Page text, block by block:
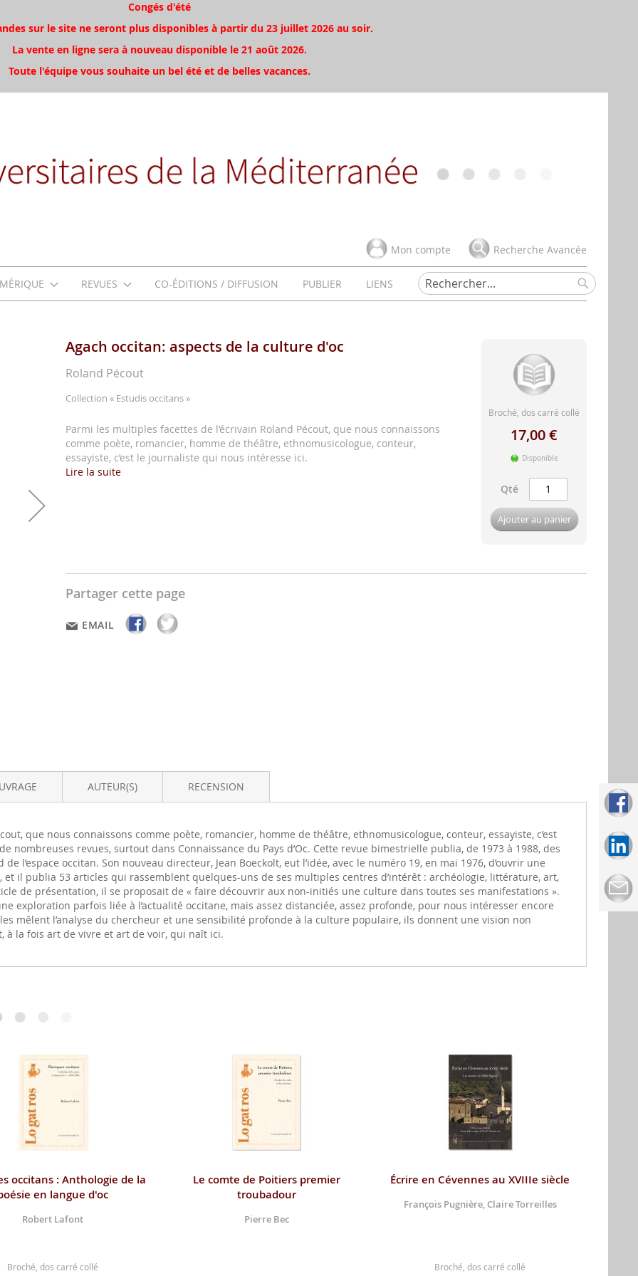
Congés d'été
sur le site ne seront plus disponibles à partir du 23 juillet 2026 au soir.
La vente en ligne sera à nouveau disponible le 21 août 2026.
Toute l'équipe vous souhaite un bel été et de belles vacances.
Mon compte Recherche Avancée
REVUES CO-ÉDITIONS / DIFFUSION PUBLIER
LIENS
Rechercher
Rechercher
Agach occitan: aspects de la culture d'oc
Roland Pécout
Collection « Estudis occitans »
Parmi les multiples facettes de l’écrivain Roland Pécout, que nous connaissons
comme poète, romancier, homme de théâtre, ethnomusicologue, conteur,
essayiste, c’est le journaliste qui nous intéresse ici.
Lire la suite
Broché, dos carré collé
17,00 €
Disponible
Qté
Ajouter au panier
Partager cette page
EMAIL
que nous connaissons comme poète, romancier, homme de théâtre, ethnomusicologue, conteur, essayiste, c’est
revues, surtout dans Connaissance du Pays d’Oc. Cette revue bimestrielle publia, de 1973 à 1988, des
l’espace occitan. Son nouveau directeur, Jean Boeckolt, eut l’idée, avec le numéro 19, en mai 1976, d’ouvrir une
il publia 53 articles qui rassemblent quelques-uns de ses multiples centres d’intérêt : archéologie, littérature, art,
de présentation, il se proposait de « faire découvrir aux non-initiés une culture dans toutes ses manifestations ».
exploration parfois liée à l’actualité occitane, mais assez distanciée, assez profonde, pour nous intéresser encore
mêlent l’analyse du chercheur et une sensibilité profonde à la culture populaire, ils donnent une vision non
à la fois art de vivre et art de voir, qui naît ici.
AUTEUR(S) RECENSION
occitans : Anthologie de la
en langue d'oc
Robert Lafont
Broché, dos carré collé
Le comte de Poitiers premier
troubadour
Pierre Bec
Écrire en Cévennes au XVIIIe siècle
François Pugnière, Claire Torreilles
Broché, dos carré collé